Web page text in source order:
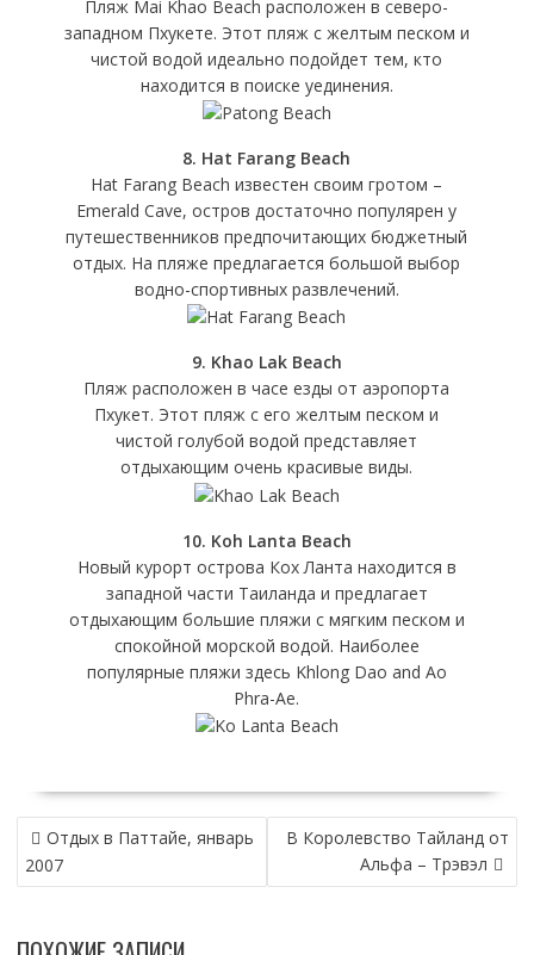
Пляж Mai Khao Beach расположен в северо-
западном Пхукете. Этот пляж с желтым песком и
чистой водой идеально подойдет тем, кто
находится в поиске уединения.
8. Hat Farang Beach
Hat Farang Beach известен своим гротом –
Emerald Cave, остров достаточно популярен у
путешественников предпочитающих бюджетный
отдых. На пляже предлагается большой выбор
водно-спортивных развлечений.
9. Khao Lak Beach
Пляж расположен в часе езды от аэропорта
Пхукет. Этот пляж с его желтым песком и
чистой голубой водой представляет
отдыхающим очень красивые виды.
10. Koh Lanta Beach
Новый курорт острова Кох Ланта находится в
западной части Таиланда и предлагает
отдыхающим большие пляжи с мягким песком и
спокойной морской водой. Наиболее
популярные пляжи здесь Khlong Dao and Ao
Phra-Ae.
НАВИГАЦИЯ
ПО
ЗАПИСЯМ
Отдых в Паттайе, январь
2007
В Королевство Тайланд от
Альфа – Трэвэл